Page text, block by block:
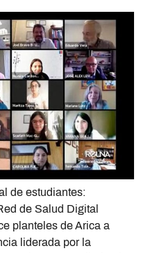
de estudiantes:
de Salud Digital
planteles de Arica a
liderada por la